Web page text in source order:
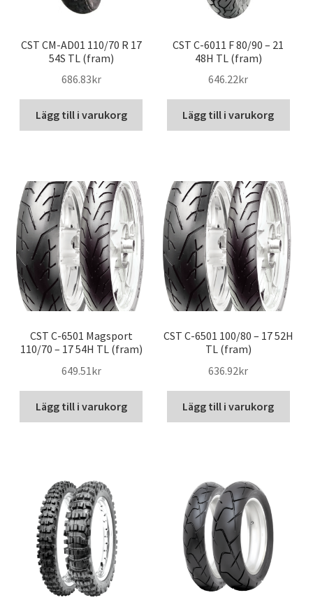
CST CM-AD01 110/70 R 17
54S TL (fram)
686.83kr
Lägg till i varukorg
CST C-6011 F 80/90 – 21
48H TL (fram)
646.22kr
Lägg till i varukorg
CST C-6501 Magsport
110/70 – 17 54H TL (fram)
649.51kr
Lägg till i varukorg
CST C-6501 100/80 – 17 52H
TL (fram)
636.92kr
Lägg till i varukorg